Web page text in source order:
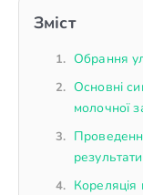
Зміст
Обрання
Основні
молочної
результати
Кореляція